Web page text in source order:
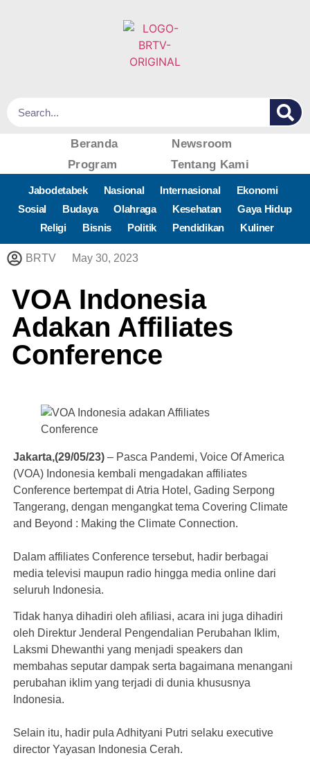
Beranda
Newsroom
Program
Tentang Kami
Jabodetabek Nasional Internasional
Ekonomi
Sosial
Budaya Olahraga Kesehatan
Gaya Hidup
Religi
Bisnis Politik Pendidikan Kuliner
BRTV May 30, 2023
VOA Indonesia
Adakan Affiliates
Conference
Jakarta,(29/05/23) – Pasca Pandemi, Voice Of America
(VOA) Indonesia kembali mengadakan affiliates
Conference bertempat di Atria Hotel, Gading Serpong
Tangerang, dengan mengangkat tema Covering Climate
and Beyond : Making the Climate Connection.
Dalam affiliates Conference tersebut, hadir berbagai
media televisi maupun radio hingga media online dari
seluruh Indonesia.
Tidak hanya dihadiri oleh afiliasi, acara ini juga dihadiri
oleh Direktur Jenderal Pengendalian Perubahan Iklim,
Laksmi Dhewanthi yang menjadi speakers dan
membahas seputar dampak serta bagaimana menangani
perubahan iklim yang terjadi di dunia khususnya
Indonesia.
Selain itu, hadir pula Adhityani Putri selaku executive
director Yayasan Indonesia Cerah.